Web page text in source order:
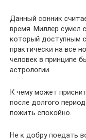
Данный сонник
время. Миллер сумел
который доступным
практически на все
человек в принципе
астрологии.
К чему может
после долгого
пожить спокойно.
Не к добру поедать